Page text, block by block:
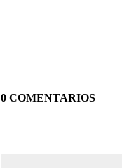
0 COMENTARIOS